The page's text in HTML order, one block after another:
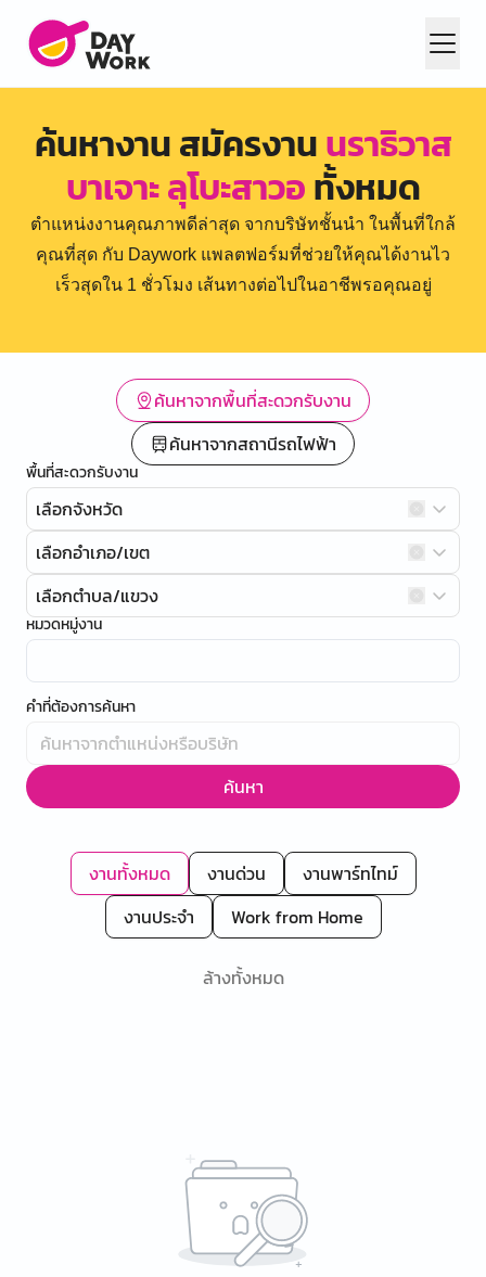
ค้นหางาน สมัครงานนราธิวาส
บาเจาะ ลุโบะสาวอทั้งหมด
ตำแหน่งงานคุณภาพดีล่าสุด จากบริษัทชั้นนำ ในพื้นที่ใกล้
คุณที่สุด กับ Daywork แพลตฟอร์มที่ช่วยให้คุณได้งานไว
เร็วสุดใน 1 ชั่วโมง เส้นทางต่อไปในอาชีพรอคุณอยู่
ค้นหาจากพื้นที่สะดวกรับงาน
ค้นหาจากสถานีรถไฟฟ้า
พื้นที่สะดวกรับงาน
เลือกจังหวัด
เลือกอำเภอ/เขต
เลือกตำบล/แขวง
หมวดหมู่งาน
คำที่ต้องการค้นหา
ค้นหา
งานทั้งหมด งานด่วน
งานพาร์ทไทม์
งานประจำ
Work from Home
ล้างทั้งหมด